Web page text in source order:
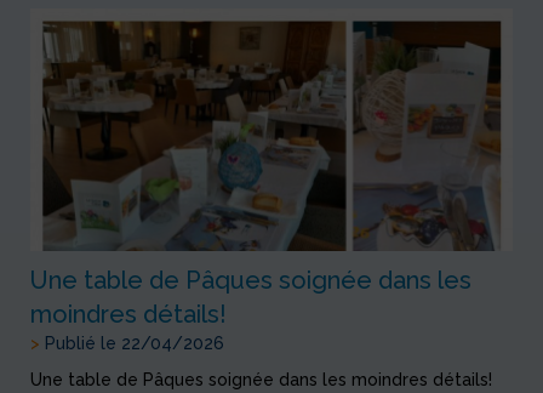
Une table de Pâques soignée dans les
moindres détails!
> Publié le 22/04/2026
Une table de Pâques soignée dans les moindres détails!